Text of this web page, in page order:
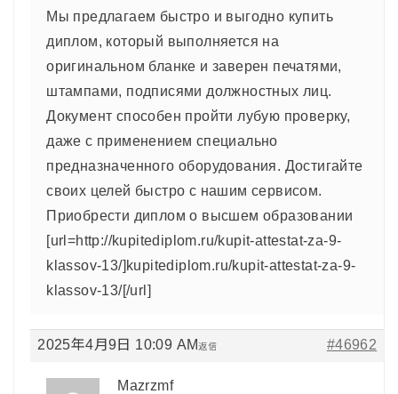
Мы предлагаем быстро и выгодно купить
диплом, который выполняется на
оригинальном бланке и заверен печатями,
штампами, подписями должностных лиц.
Документ способен пройти лубую проверку,
даже с применением специально
предназначенного оборудования. Достигайте
своих целей быстро с нашим сервисом.
Приобрести диплом о высшем образовании
[url=http://kupitediplom.ru/kupit-attestat-za-9-
klassov-13/]kupitediplom.ru/kupit-attestat-za-9-
klassov-13/[/url]
2025年4月9日 10:09 AM #46962
返信
Mazrzmf